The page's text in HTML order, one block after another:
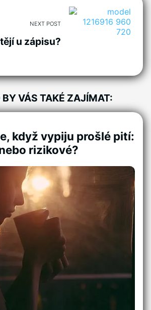
NEXT POST
u zápisu?
BY VÁS TAKÉ ZAJÍMAT:
když vypiju prošlé pití:
rizikové?